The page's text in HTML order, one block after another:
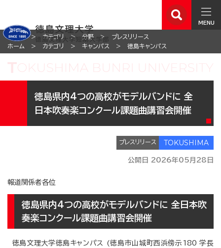
MENU
ホーム カテゴリ 分野
プレスリリース
ホーム
カテゴリ キャンパス 徳島キャンパス
徳島県内4つの高校がモデルバンドに 全
日本吹奏楽コンクール課題曲講習会開催
プレスリリース
公開日 2026年05月28日
報道関係者各位
徳島県内4つの高校がモデルバンドに 全日本吹
奏楽コンクール課題曲講習会開催
徳島文理大学徳島キャンパス (徳島市山城町西浜傍示180 学長